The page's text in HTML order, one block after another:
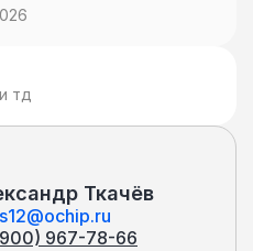
тд
Ткачёв
967-78-66